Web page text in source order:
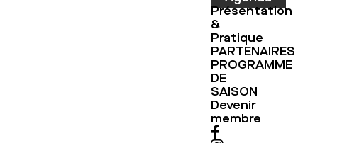
Présentation
&
Pratique
PARTENAIRES
PROGRAMME
DE
SAISON
Devenir
membre